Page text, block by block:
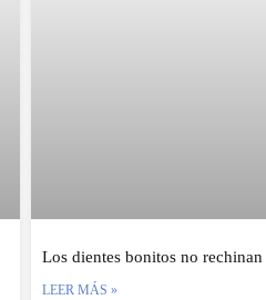
Los dientes bonitos no rechinan
LEER MÁS »